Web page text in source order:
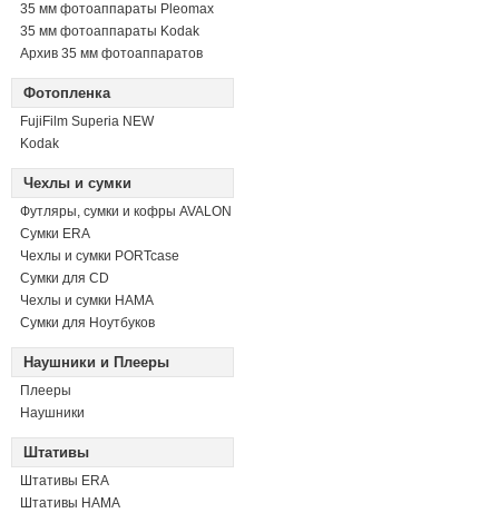
35 мм фотоаппараты Pleomax
35 мм фотоаппараты Kodak
Архив 35 мм фотоаппаратов
Фотопленка
FujiFilm Superia NEW
Kodak
Чехлы и сумки
Футляры, сумки и кофры AVALON
Сумки ERA
Чехлы и сумки PORTcase
Сумки для CD
Чехлы и сумки HAMA
Сумки для Ноутбуков
Наушники и Плееры
Плееры
Наушники
Штативы
Штативы ERA
Штативы HAMA